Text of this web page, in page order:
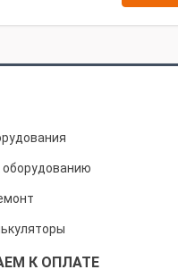
оборудованию
К ОПЛАТЕ